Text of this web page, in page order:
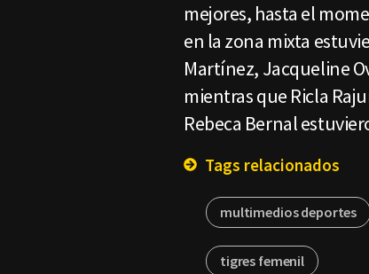
mejores, hasta el
en la zona mixta
Martínez, Jacqueline
mientras que Ricla
Rebeca Bernal
Tags relacionados
multimedios deportes
tigres femenil